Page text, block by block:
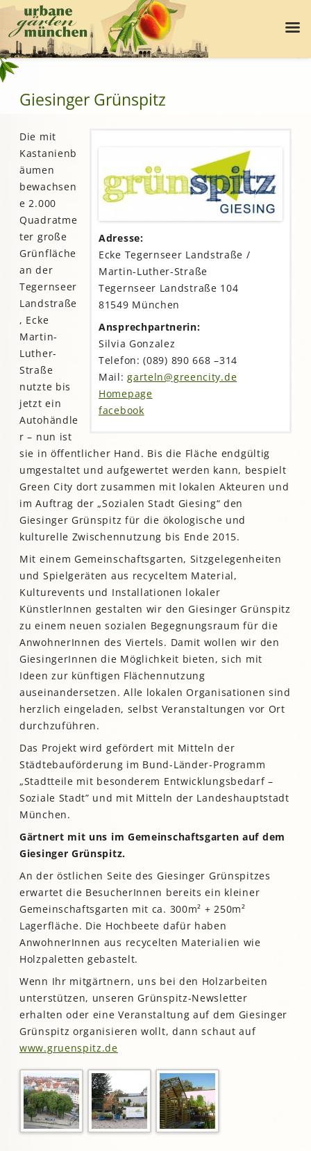
Giesinger Grünspitz
Adresse:
Ecke Tegernseer Landstraße /
Martin-Luther-Straße
Tegernseer Landstraße 104
81549 München
Ansprechpartnerin:
Silvia Gonzalez
Telefon:(089) 890 668 –314
Mail:garteln@greencity.de
Homepage
facebook
Die mit
Kastanienb
äumen
bewachsen
e 2.000
Quadratme
ter große
Grünfläche
an der
Tegernseer
Landstraße
, Ecke
Martin-
Luther-
Straße
nutzte bis
jetzt ein
Autohändle
r – nun ist
sie in öffentlicher Hand. Bis die Fläche endgültig
umgestaltet und aufgewertet werden kann, bespielt
Green City dort zusammen mit lokalen Akteuren und
im Auftrag der „Sozialen Stadt Giesing“ den
Giesinger Grünspitz für die ökologische und
kulturelle Zwischennutzung bis Ende 2015.
Mit einem Gemeinschaftsgarten, Sitzgelegenheiten
und Spielgeräten aus recyceltem Material,
Kulturevents und Installationen lokaler
KünstlerInnen gestalten wir den Giesinger Grünspitz
zu einem neuen sozialen Begegnungsraum für die
AnwohnerInnen des Viertels. Damit wollen wir den
GiesingerInnen die Möglichkeit bieten, sich mit
Ideen zur künftigen Flächennutzung
auseinandersetzen. Alle lokalen Organisationen sind
herzlich eingeladen, selbst Veranstaltungen vor Ort
durchzuführen.
Das Projekt wird gefördert mit Mitteln der
Städtebauförderung im Bund-Länder-Programm
„Stadtteile mit besonderem Entwicklungsbedarf –
Soziale Stadt” und mit Mitteln der Landeshauptstadt
München.
Gärtnert mit uns im Gemeinschaftsgarten auf dem
Giesinger Grünspitz.
An der östlichen Seite des Giesinger Grünspitzes
erwartet die BesucherInnen bereits ein kleiner
Gemeinschaftsgarten mit ca. 300m² + 250m²
Lagerfläche. Die Hochbeete dafür haben
AnwohnerInnen aus recycelten Materialien wie
Holzpaletten gebastelt.
Wenn Ihr mitgärtnern, uns bei den Holzarbeiten
unterstützen, unseren Grünspitz-Newsletter
erhalten oder eine Veranstaltung auf dem Giesinger
Grünspitz organisieren wollt, dann schaut auf
www.gruenspitz.de